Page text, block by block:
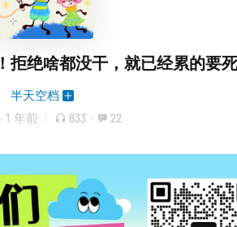
拒绝啥都没干，就已经累的要死
半天空档
· 1 年前 833 · 22